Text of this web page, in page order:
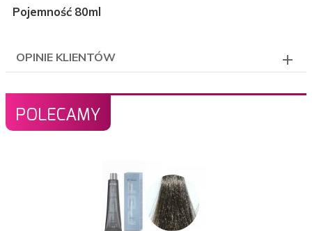
Pojemność 80ml
OPINIE KLIENTÓW
POLECAMY